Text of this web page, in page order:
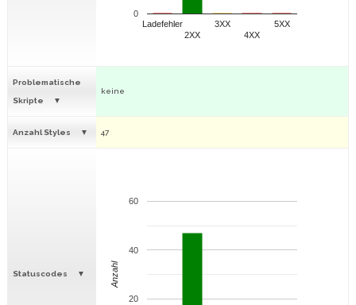
Ladefehler
2XX
3XX
4XX
5XX
0
Problematische
Skripte
keine
Anzahl Styles 47
Statuscodes
20
40
60
Anzahl